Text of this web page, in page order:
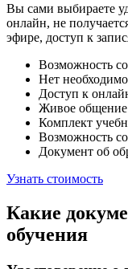
Вы сами выбираете
онлайн, не
эфире, доступ к
Возможность
Нет
Доступ к
Живое общение
Комплект
Возможность
Документ об
Узнать стоимость
Какие
обучения